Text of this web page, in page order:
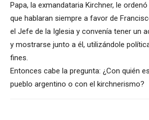
Papa, la exmandataria Kirchner, le
que hablaran siempre a favor de
el Jefe de la Iglesia y convenía tener un
y mostrarse junto a él, utilizándole
fines.
Entonces cabe la pregunta: ¿Con quién
pueblo argentino o con el kirchnerismo?